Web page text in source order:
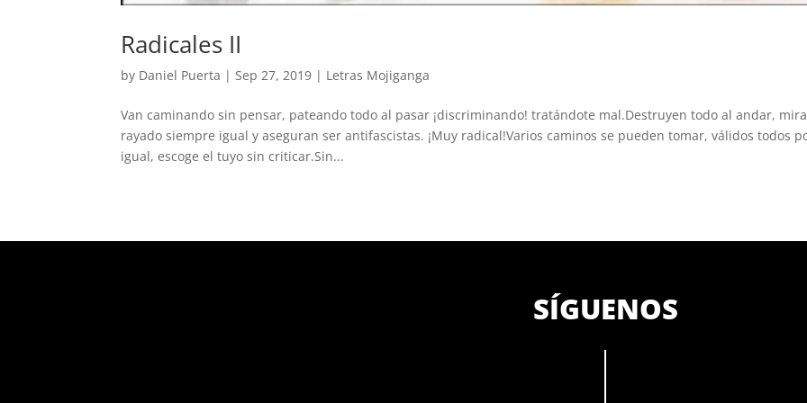
Radicales II
by Daniel Puerta |Sep 27, 2019 | Letras Mojiganga
Van caminando sin pensar, pateando todo al pasar ¡discriminando! tratándote mal.Destruyen todo al andar,
rayado siempre igual y aseguran ser antifascistas. ¡Muy radical!Varios caminos se pueden tomar, válidos todos
igual, escoge el tuyo sin criticar.Sin...
SÍGUENOS